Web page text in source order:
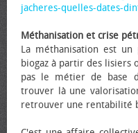
jacheres-quelles-dates-
Méthanisation et crise
La méthanisation est
biogaz à partir des lisiers
pas le métier de base
trouver là une
retrouver une rentabilité